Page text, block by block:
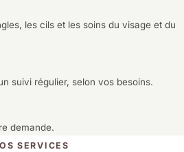
les cils et les soins du visage et du
suivi régulier, selon vos besoins.
demande.
SERVICES